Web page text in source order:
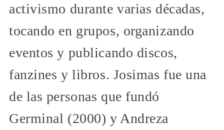
activismo durante varias décadas,
tocando en grupos, organizando
eventos y publicando discos,
fanzines y libros. Josimas fue una
de las personas que fundó
Germinal (2000) y Andreza